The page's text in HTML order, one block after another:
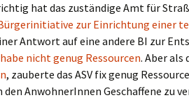
hat das zuständige Amt für
zur Einrichtung einer
Antwort auf eine andere BI zur
nicht genug Ressourcen. Aber als
, zauberte das ASV fix genug
den AnwohnerInnen Geschaffene zu